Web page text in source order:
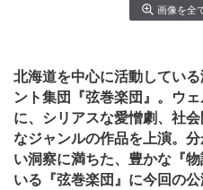
画像を全
北海道を中心に活動してい
ント集団『弦巻楽団』。ウ
に、シリアスな愛憎劇、社
なジャンルの作品を上演。
い洞察に満ちた、豊かな『
いる『弦巻楽団』に今回の公